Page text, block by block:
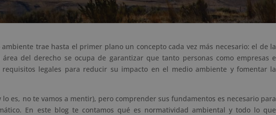
trae hasta el primer plano un concepto cada vez más necesario: el de la
área del derecho se ocupa de garantizar que tanto personas como empresas e
legales para reducir su impacto en el medio ambiente y fomentar la
lo es, no te vamos a mentir), pero comprender sus fundamentos es necesario para
En este blog te contamos qué es normatividad ambiental y todo lo que